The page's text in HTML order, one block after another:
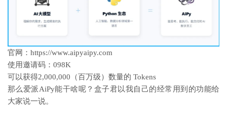
官网：https://www.aipyaipy.com
使用邀请码：098K
可以获得2,000,000（百万级）数量的 Tokens
那么爱派AiPy能干啥呢？盒子君以我自己的经常用到的功能给
大家说一说。